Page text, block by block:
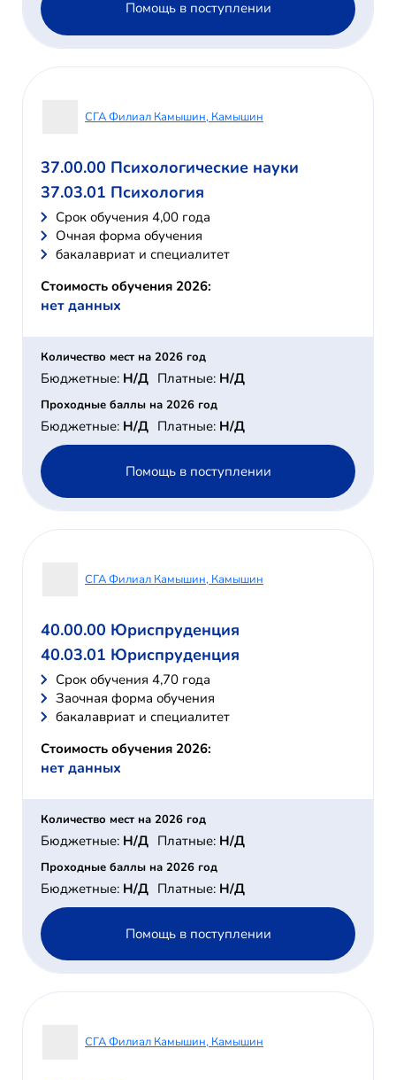
Помощь в поступлении
СГА Филиал Камышин, Камышин
37.00.00 Психологические науки
37.03.01 Психология
Cрок обучения 4,00 года
Очная форма обучения
бакалавриат и специалитет
Стоимость обучения 2026:
нет данных
Количество мест на 2026 год
Бюджетные: Н/Д Платные: Н/Д
Проходные баллы на 2026 год
Бюджетные: Н/Д Платные: Н/Д
Помощь в поступлении
СГА Филиал Камышин, Камышин
40.00.00 Юриспруденция
40.03.01 Юриспруденция
Cрок обучения 4,70 года
Заочная форма обучения
бакалавриат и специалитет
Стоимость обучения 2026:
нет данных
Количество мест на 2026 год
Бюджетные: Н/Д Платные: Н/Д
Проходные баллы на 2026 год
Бюджетные: Н/Д Платные: Н/Д
Помощь в поступлении
СГА Филиал Камышин, Камышин